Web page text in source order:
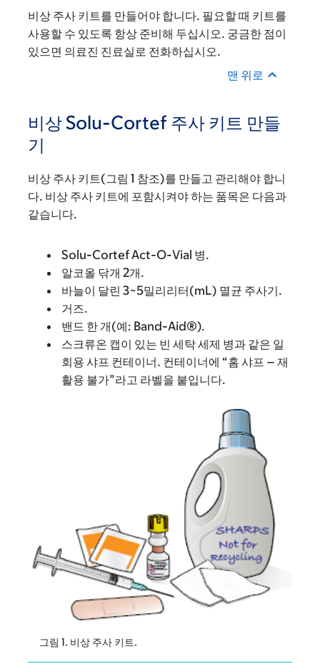
비상 주사 키트를 만들어야 합니다. 필요할 때 키트를
사용할 수 있도록 항상 준비해 두십시오. 궁금한 점이
있으면 의료진 진료실로 전화하십시오.
맨 위로
비상 Solu-Cortef 주사 키트 만들
기
비상 주사 키트(그림 1 참조)를 만들고 관리해야 합니
다. 비상 주사 키트에 포함시켜야 하는 품목은 다음과
같습니다.
Solu-Cortef Act-O-Vial 병.
알코올 닦개 2개.
바늘이 달린 3~5밀리리터(mL) 멸균 주사기.
거즈.
밴드 한 개(예: Band-Aid®).
스크류온 캡이 있는 빈 세탁 세제 병과 같은 일
회용 샤프 컨테이너. 컨테이너에 “홈 샤프 – 재
활용 불가”라고 라벨을 붙입니다.
그림 1. 비상 주사 키트.